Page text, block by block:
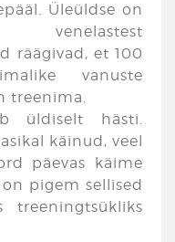
Üleüldse on
räägivad, et 100
vanuste
treenima.
üldiselt hästi.
käinud, veel
päevas käime
pigem sellised
treeningtsükliks